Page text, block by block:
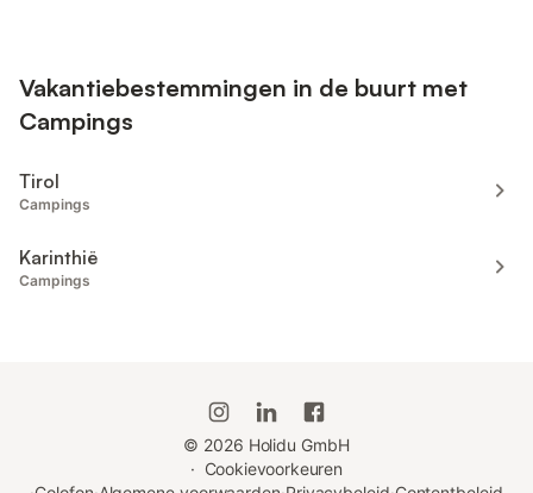
Vakantiebestemmingen in de buurt met
Campings
Tirol
Campings
Karinthië
Campings
© 2026 Holidu GmbH
· Cookievoorkeuren